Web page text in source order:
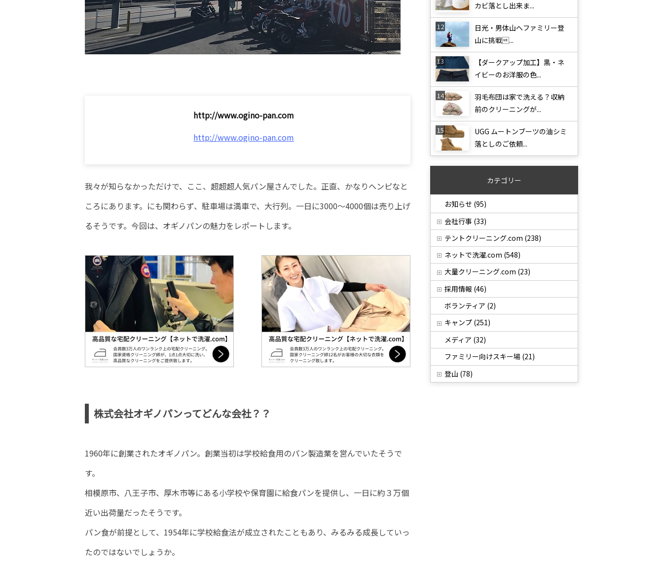
http://www.ogino-pan.com
http://www.ogino-pan.com
我々が知らなかっただけで、ここ、超超超人気パン屋さんでした。正直、かなりヘンピなと
ころにあります。にも関わらず、駐車場は満車で、大行列。一日に3000～4000個は売り上げ
るそうです。今回は、オギノパンの魅力をレポートします。
株式会社オギノパンってどんな会社？？
1960年に創業されたオギノパン。創業当初は学校給食用のパン製造業を営んでいたそうで
す。
相模原市、八王子市、厚木市等にある小学校や保育園に給食パンを提供し、一日に約３万個
近い出荷量だったそうです。
パン食が前提として、1954年に学校給食法が成立されたこともあり、みるみる成長していっ
たのではないでしょうか。
カビ落とし出来ま...
日光・男体山へファミリー登
山に挑戦...
【ダークアップ加工】黒・ネ
イビーのお洋服の色...
羽毛布団は家で洗える？収納
前のクリーニングが...
UGG ムートンブーツの油シミ
落としのご依頼...
カテゴリー
お知らせ (95)
会社行事 (33)
テントクリーニング.com (238)
ネットで洗濯.com (548)
大量クリーニング.com (23)
採用情報 (46)
ボランティア (2)
キャンプ (251)
メディア (32)
ファミリー向けスキー場 (21)
登山 (78)